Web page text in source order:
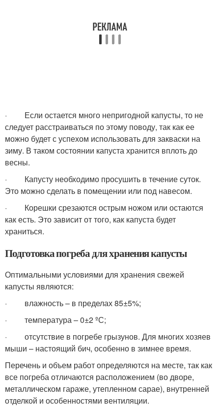
· Если остается много непригодной капусты, то не
следует расстраиваться по этому поводу, так как ее
можно будет с успехом использовать для закваски на
зиму. В таком состоянии капуста хранится вплоть до
весны.
· Капусту необходимо просушить в течение суток.
Это можно сделать в помещении или под навесом.
· Корешки срезаются острым ножом или остаются
как есть. Это зависит от того, как капуста будет
храниться.
Подготовка погреба для хранения капусты
Оптимальными условиями для хранения свежей
капусты являются:
· влажность – в пределах 85±5%;
· температура – 0±2 ºС;
· отсутствие в погребе грызунов. Для многих хозяев
мыши – настоящий бич, особенно в зимнее время.
Перечень и объем работ определяются на месте, так как
все погреба отличаются расположением (во дворе,
металлическом гараже, утепленном сарае), внутренней
отделкой и особенностями вентиляции.